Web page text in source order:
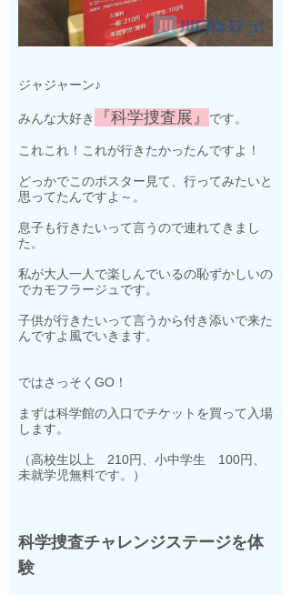
ジャジャーン♪
みんな大好き 『科学捜査展』 です。
これこれ！これが行きたかったんですよ！
どっかでこのポスター見て、行ってみたいと
思ってたんですよ～。
息子も行きたいって言うので連れてきまし
た。
私が大人一人で楽しんでいるの恥ずかしいの
でカモフラージュです。
子供が行きたいって言うから付き添いで来た
んですよ風でいきます。
ではさっそくGO！
まずは科学館の入口でチケットを買って入場
します。
（高校生以上 210円、小中学生 100円、
未就学児無料です。）
科学捜査チャレンジステージを体
験